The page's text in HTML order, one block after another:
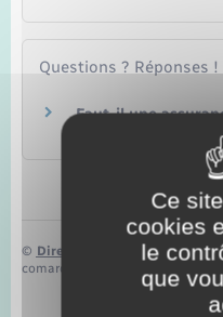
Questions ? Réponses !
Faut-il une
voiture sans permis
© Direction de l’information
comarquage developpé par
Ce
cookies
le
que